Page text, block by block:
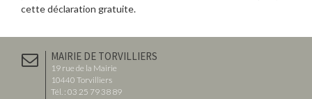
cette déclaration gratuite.
MAIRIE DE TORVILLIERS
19 rue de la Mairie
10440 Torvilliers
Tél. : 03 25 79 38 89